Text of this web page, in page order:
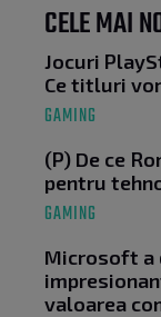
CELE MAI
Jocuri
Ce titluri
GAMING
(P) De ce
pentru
GAMING
Microsoft a
valoarea